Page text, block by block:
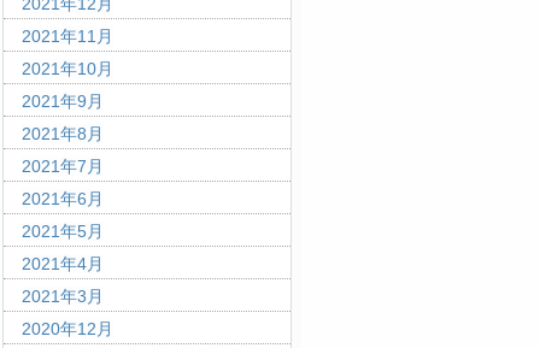
2021年11月
2021年10月
2021年9月
2021年8月
2021年7月
2021年6月
2021年5月
2021年4月
2021年3月
2020年12月